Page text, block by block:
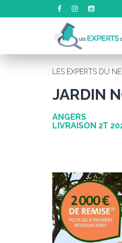
LES EXPERTS DU
JARDIN
ANGERS
LIVRAISON 2T